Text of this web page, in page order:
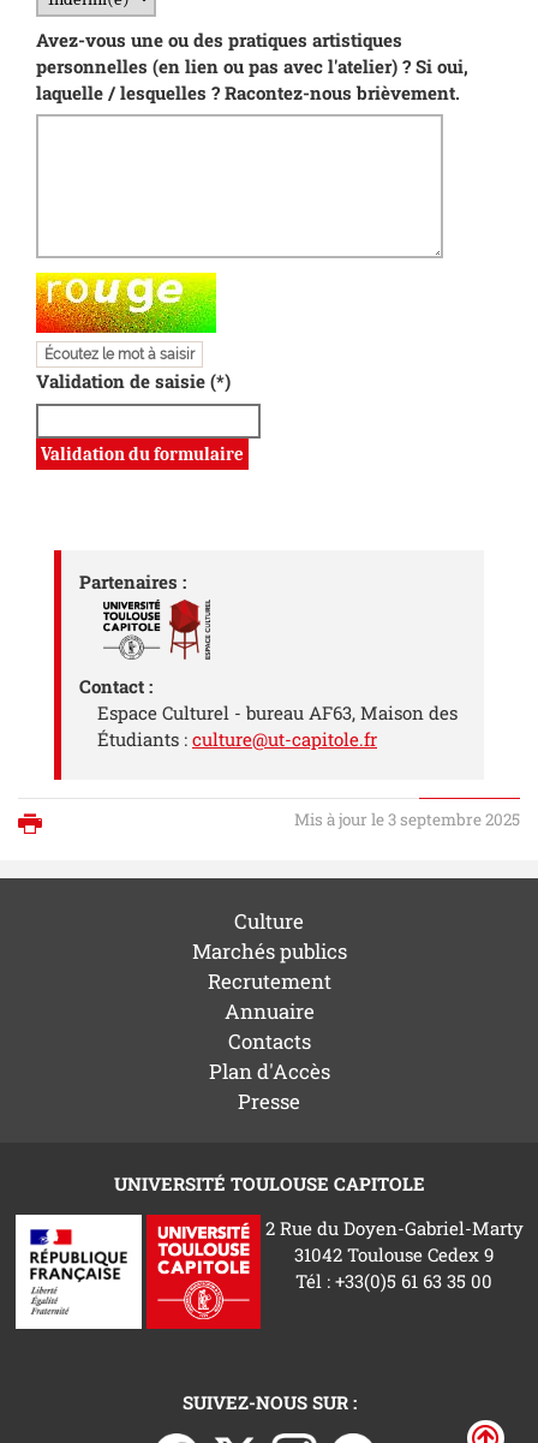
Avez-vous une ou des pratiques artistiques
personnelles (en lien ou pas avec l'atelier) ? Si oui,
laquelle / lesquelles ? Racontez-nous brièvement.
Champ pour les robots. Si vous êtes humains, merci de le
Écoutez le mot à saisir
Validation de saisie (*)
Partenaires :
Contact :
Espace Culturel - bureau AF63, Maison des
Étudiants : culture@ut-capitole.fr
Mis à jour le 3 septembre 2025
Culture
Marchés publics
Recrutement
Annuaire
Contacts
Plan d'Accès
Presse
UNIVERSITÉ TOULOUSE CAPITOLE
2 Rue du Doyen-Gabriel-Marty
31042 Toulouse Cedex 9
Tél : +33(0)5 61 63 35 00
SUIVEZ-NOUS SUR :